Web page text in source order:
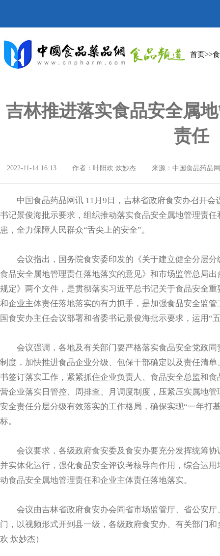
首页>>
吉林推进落实食品安全属
责任
2022-11-14 16:13 作者：叶阳欢 炊妙杰 来源：中国食品药品网
中国食品药品网讯 11月9日，吉林省政府食安办召开会
书记景俊海批示要求，组织推动落实食品安全属地管理责
患，全力保障人民群众“舌尖上的安全”。
会议指出，国务院食安委印发的《关于建立健全分层分
食品安全属地管理责任落地落实的意见》和市场监管总局
规定》两个文件，是贯彻落实习近平总书记关于食品安全
和企业主体责任落地落实的有力抓手，是加强食品安全监
国食安办主任会议部署和省委书记景俊海批示要求，运用“
会议强调，各地及有关部门要严格落实食品安全党政同
制度，加快推进食品企业分级、包保干部确定以及责任清
书签订落实工作，紧紧抓住企业负责人、食品安全总监和
营企业落实日管控、周排查、月调度制度，压紧压实属地
安全责任分层分级有效落实的工作格局，确保实现“一年打
标。
会议要求，各级政府食安委及食安办要充分发挥统筹协
并实体化运行，强化食品安全评议考核导向作用，综合运
动食品安全属地管理责任和企业主体责任落地落实。
会议由吉林省政府食安办会同省市场监管厅、省公安厅
门，以视频形式开到县一级，各级政府食安办、有关部门
欢 炊妙杰）